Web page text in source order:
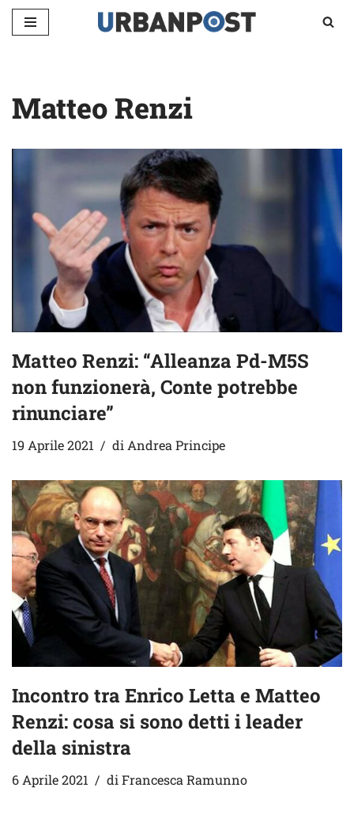
Matteo Renzi
Matteo Renzi: “Alleanza Pd-M5S
non funzionerà, Conte potrebbe
rinunciare”
19 Aprile 2021 di Andrea Principe
Incontro tra Enrico Letta e Matteo
Renzi: cosa si sono detti i leader
della sinistra
6 Aprile 2021 di Francesca Ramunno